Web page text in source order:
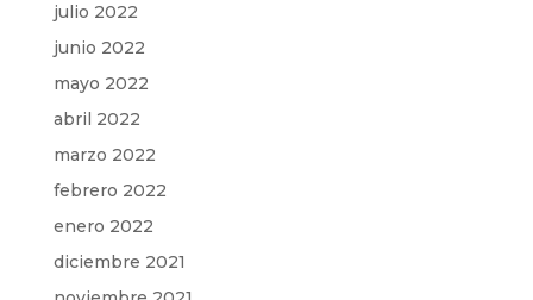
julio 2022
junio 2022
mayo 2022
abril 2022
marzo 2022
febrero 2022
enero 2022
diciembre 2021